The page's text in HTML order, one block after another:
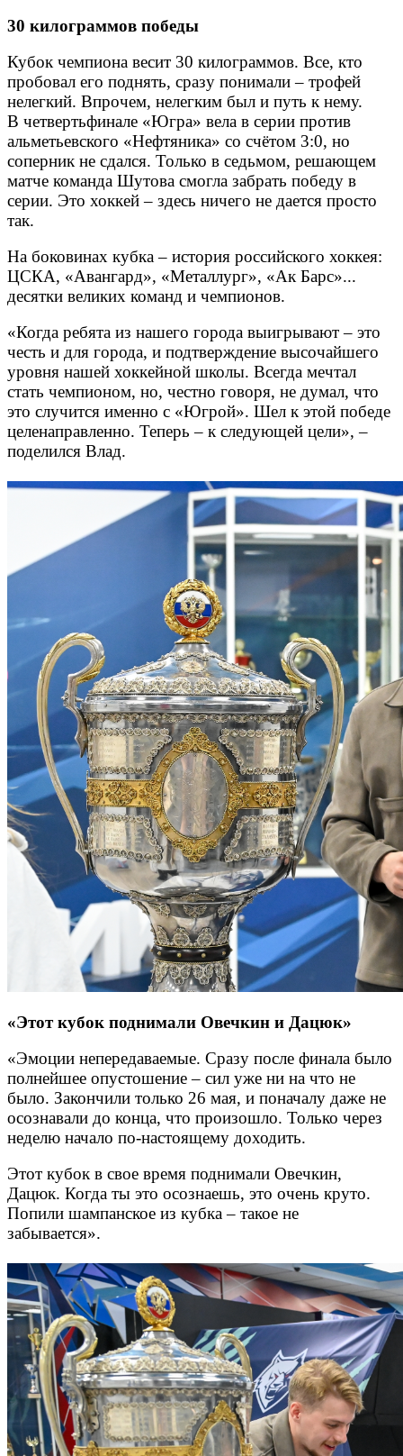
30 килограммов победы
Кубок чемпиона весит 30 килограммов. Все, кто
пробовал его поднять, сразу понимали – трофей
нелегкий. Впрочем, нелегким был и путь к нему.
В четвертьфинале «Югра» вела в серии против
альметьевского «Нефтяника» со счётом 3:0, но
соперник не сдался. Только в седьмом, решающем
матче команда Шутова смогла забрать победу в
серии. Это хоккей – здесь ничего не дается просто
так.
На боковинах кубка – история российского хоккея:
ЦСКА, «Авангард», «Металлург», «Ак Барс»...
десятки великих команд и чемпионов.
«Когда ребята из нашего города выигрывают – это
честь и для города, и подтверждение высочайшего
уровня нашей хоккейной школы. Всегда мечтал
стать чемпионом, но, честно говоря, не думал, что
это случится именно с «Югрой». Шел к этой победе
целенаправленно. Теперь – к следующей цели», –
поделился Влад.
«Этот кубок поднимали Овечкин и Дацюк»
«Эмоции непередаваемые. Сразу после финала было
полнейшее опустошение – сил уже ни на что не
было. Закончили только 26 мая, и поначалу даже не
осознавали до конца, что произошло. Только через
неделю начало по-настоящему доходить.
Этот кубок в свое время поднимали Овечкин,
Дацюк. Когда ты это осознаешь, это очень круто.
Попили шампанское из кубка – такое не
забывается».